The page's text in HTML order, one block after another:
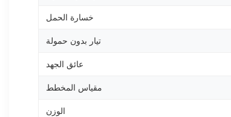
خسارة الحمل
تيار بدون حمولة
عائق الجهد
مقياس المخطط
الوزن